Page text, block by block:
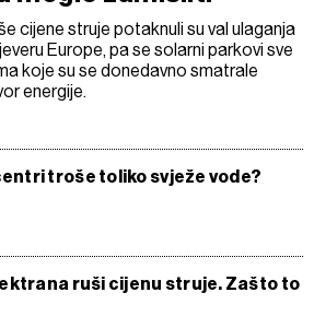
cijene struje potaknuli su val ulaganja
Europe, pa se solarni parkovi sve
koje su se donedavno smatrale
energije.
troše toliko svježe vode?
ruši cijenu struje. Zašto to